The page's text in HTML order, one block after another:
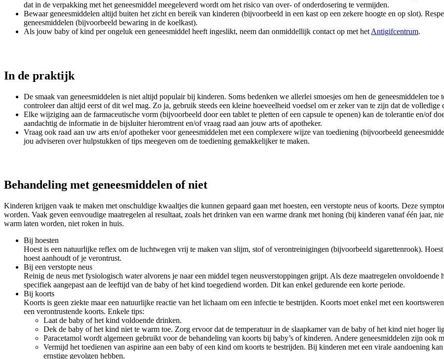
dat in de verpakking met het geneesmiddel meegeleverd wordt om het risico van over- of onderdosering te vermijden.
Bewaar geneesmiddelen altijd buiten het zicht en bereik van kinderen (bijvoorbeeld in een kast op een zekere hoogte en op slot).
geneesmiddelen (bijvoorbeeld bewaring in de koelkast).
Als jouw baby of kind per ongeluk een geneesmiddel heeft ingeslikt, neem dan onmiddellijk contact op met het Antigifcentrum.
In de praktijk
De smaak van geneesmiddelen is niet altijd populair bij kinderen. Soms bedenken we allerlei smoesjes om hen de geneesmiddelen
controleer dan altijd eerst of dit wel mag. Zo ja, gebruik steeds een kleine hoeveelheid voedsel om er zeker van te zijn dat de volledige
Elke wijziging aan de farmaceutische vorm (bijvoorbeeld door een tablet te pletten of een capsule te openen) kan de tolerantie en/of
aandachtig de informatie in de bijsluiter hieromtrent en/of vraag raad aan jouw arts of apotheker.
Vraag ook raad aan uw arts en/of apotheker voor geneesmiddelen met een complexere wijze van toediening (bijvoorbeeld
jou adviseren over hulpstukken of tips meegeven om de toediening gemakkelijker te maken.
Behandeling met geneesmiddelen of niet
Kinderen krijgen vaak te maken met onschuldige kwaaltjes die kunnen gepaard gaan met hoesten, een verstopte neus of koorts. Deze
worden. Vaak geven eenvoudige maatregelen al resultaat, zoals het drinken van een warme drank met honing (bij kinderen vanaf één jaar,
warm laten worden, niet roken in huis.
Bij hoesten
Hoest is een natuurlijke reflex om de luchtwegen vrij te maken van slijm, stof of verontreinigingen (bijvoorbeeld sigarettenrook).
hoest aanhoudt of je verontrust.
Bij een verstopte neus
Reinig de neus met fysiologisch water alvorens je naar een middel tegen neusverstoppingen grijpt. Als deze maatregelen
specifiek aangepast aan de leeftijd van de baby of het kind toegediend worden. Dit kan enkel gedurende een korte periode.
Bij koorts
Koorts is geen ziekte maar een natuurlijke reactie van het lichaam om een infectie te bestrijden. Koorts moet enkel met een
een verontrustende koorts. Enkele tips:
Laat de baby of het kind voldoende drinken.
Dek de baby of het kind niet te warm toe. Zorg ervoor dat de temperatuur in de slaapkamer van de baby of het kind niet hoger
Paracetamol wordt algemeen gebruikt voor de behandeling van koorts bij baby’s of kinderen. Andere geneesmiddelen zijn ook
Vermijd het toedienen van aspirine aan een baby of een kind om koorts te bestrijden. Bij kinderen met een virale aandoening
ernstige gevolgen hebben.